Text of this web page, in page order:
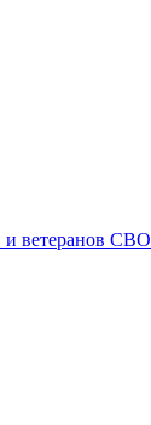
и ветеранов СВО